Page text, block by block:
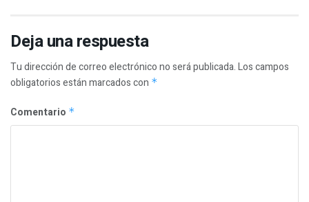
Deja una respuesta
Tu dirección de correo electrónico no será publicada.Los campos
obligatorios están marcados con *
Comentario *